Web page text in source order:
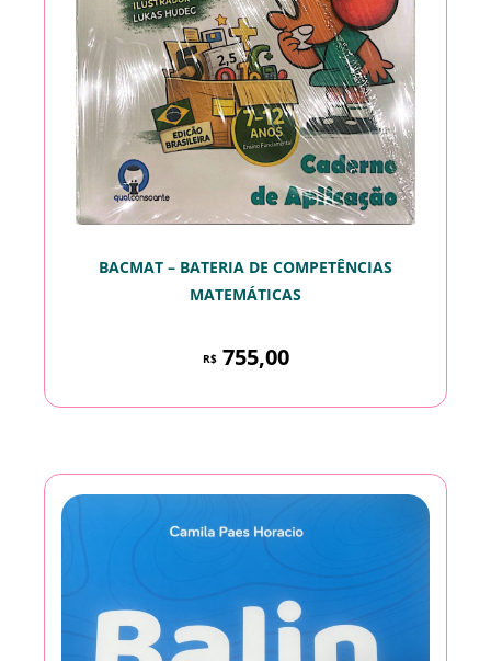
BACMAT – BATERIA DE COMPETÊNCIAS
MATEMÁTICAS
R$755,00